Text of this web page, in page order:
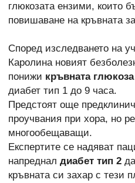
глюкозата ензими, които
повишаване на кръвната
Според изследването на
Каролина новият
понижи кръвната глюкоза
диабет тип 1 до 9 часа.
Предстоят още
проучвания при хора, но
многообещаващи.
Експертите се надяват
напреднал диабет тип 2
кръвната си захар с тези